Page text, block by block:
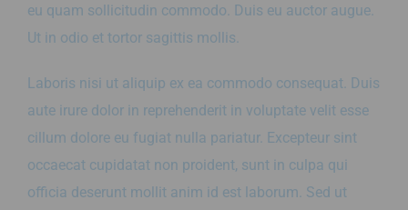
eu quam sollicitudin commodo. Duis eu auctor augue.
Ut in odio et tortor sagittis mollis.
Laboris nisi ut aliquip ex ea commodo consequat. Duis
aute irure dolor in reprehenderit in voluptate velit esse
cillum dolore eu fugiat nulla pariatur. Excepteur sint
occaecat cupidatat non proident, sunt in culpa qui
officia deserunt mollit anim id est laborum. Sed ut